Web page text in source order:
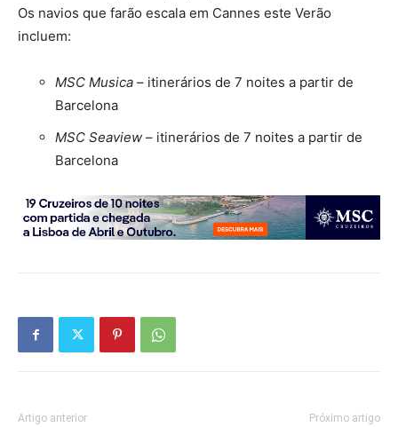
Os navios que farão escala em Cannes este Verão
incluem:
MSC Musica – itinerários de 7 noites a partir de
Barcelona
MSC Seaview – itinerários de 7 noites a partir de
Barcelona
Artigo anterior Próximo artigo